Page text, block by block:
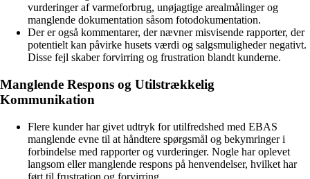
vurderinger af varmeforbrug, unøjagtige arealmålinger og
manglende dokumentation såsom fotodokumentation.
Der er også kommentarer, der nævner misvisende rapporter, der
potentielt kan påvirke husets værdi og salgsmuligheder negativt.
Disse fejl skaber forvirring og frustration blandt kunderne.
Manglende Respons og Utilstrækkelig
Kommunikation
Flere kunder har givet udtryk for utilfredshed med EBAS
manglende evne til at håndtere spørgsmål og bekymringer i
forbindelse med rapporter og vurderinger. Nogle har oplevet
langsom eller manglende respons på henvendelser, hvilket har
ført til frustration og forvirring.